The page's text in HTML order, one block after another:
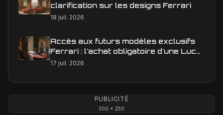
clarification sur les designs Ferrari
18 juil. 2026
Accès aux futurs modèles exclusifs
Ferrari : l'achat obligatoire d'une Luce
est-il une réalité ?
17 juil. 2026
PUBLICITÉ
300 × 250